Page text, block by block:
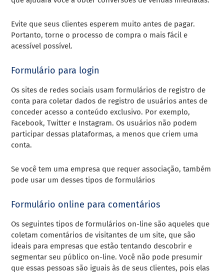
Evite que seus clientes esperem muito antes de pagar.
Portanto, torne o processo de compra o mais fácil e
acessível possível.
Formulário para login
Os sites de redes sociais usam formulários de registro de
conta para coletar dados de registro de usuários antes de
conceder acesso a conteúdo exclusivo. Por exemplo,
Facebook, Twitter e Instagram. Os usuários não podem
participar dessas plataformas, a menos que criem uma
conta.
Se você tem uma empresa que requer associação, também
pode usar um desses tipos de formulários
Formulário online para comentários
Os seguintes tipos de formulários on-line são aqueles que
coletam comentários de visitantes de um site, que são
ideais para empresas que estão tentando descobrir e
segmentar seu público on-line. Você não pode presumir
que essas pessoas são iguais às de seus clientes, pois elas